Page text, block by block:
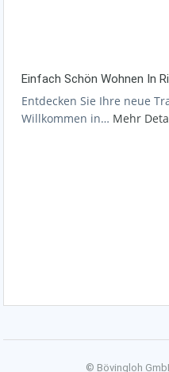
Einfach Schön Wohnen In
Entdecken Sie Ihre neue
Willkommen in… Mehr
© Bövingloh